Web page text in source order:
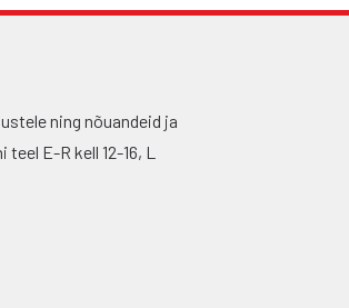
ning nõuandeid ja
E-R kell 12-16, L